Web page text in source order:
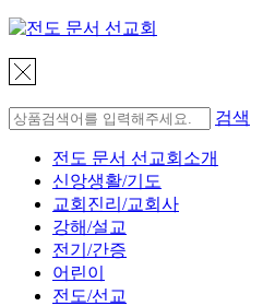
검색
전도 문서 선교회소개
신앙생활/기도
교회진리/교회사
강해/설교
전기/간증
어린이
전도/선교